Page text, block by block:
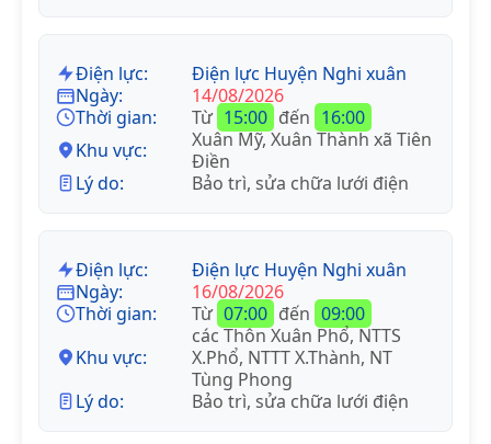
Điện lực:
Điện lực Huyện Nghi xuân
Ngày:
14/08/2026
Thời gian:
Từ 15:00 đến 16:00
Khu vực:
Xuân Mỹ, Xuân Thành xã Tiên
Điền
Lý do:
Bảo trì, sửa chữa lưới điện
Điện lực:
Điện lực Huyện Nghi xuân
Ngày:
16/08/2026
Thời gian:
Từ 07:00 đến 09:00
Khu vực:
các Thôn Xuân Phổ, NTTS
X.Phổ, NTTT X.Thành, NT
Tùng Phong
Lý do:
Bảo trì, sửa chữa lưới điện